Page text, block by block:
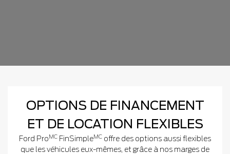
OPTIONS DE FINANCEMENT
ET DE LOCATION FLEXIBLES
Ford ProMC FinSimpleMC offre des options aussi flexibles
que les véhicules eux-mêmes, et grâce à nos marges de